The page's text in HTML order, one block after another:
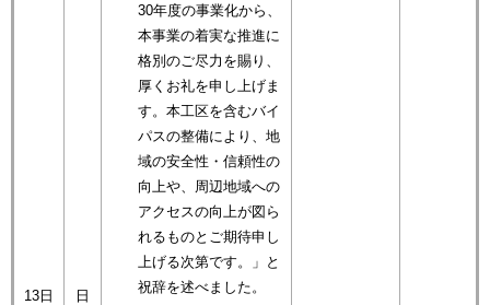
13日 日
30年度の事業化から、
本事業の着実な推進に
格別のご尽力を賜り、
厚くお礼を申し上げま
す。本工区を含むバイ
パスの整備により、地
域の安全性・信頼性の
向上や、周辺地域への
アクセスの向上が図ら
れるものとご期待申し
上げる次第です。」と
祝辞を述べました。